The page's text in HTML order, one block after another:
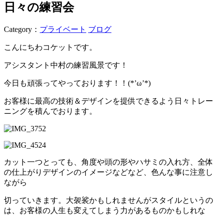
日々の練習会
Category： プライベート ブログ
こんにちわコケットです。
アシスタント中村の練習風景です！
今日も頑張ってやっております！！(*’ω’*)
お客様に最高の技術＆デザインを提供できるよう日々トレー
ニングを積んでおります。
カット一つとっても、角度や頭の形やハサミの入れ方、全体
の仕上がりデザインのイメージなどなど、色んな事に注意し
ながら
切っていきます。大袈裟かもしれませんがスタイルというの
は、お客様の人生も変えてしまう力があるものかもしれな